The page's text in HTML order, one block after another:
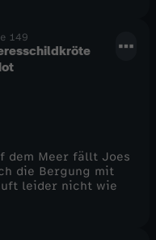
149
dem Meer fällt Joes
die Bergung mit
leider nicht wie